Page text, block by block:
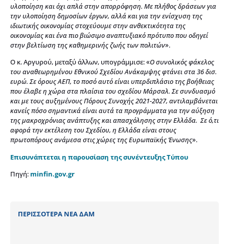
υλοποίηση και όχι απλά στην απορρόφηση. Με πλήθος δράσεων για
την υλοποίηση δημοσίων έργων, αλλά και για την ενίσχυση της
ιδιωτικής οικονομίας στοχεύουμε στην ανθεκτικότητα της
οικονομίας και ένα πιο βιώσιμο αναπτυξιακό πρότυπο που οδηγεί
στην βελτίωση της καθημερινής ζωής των πολιτών».
Ο κ. Αργυρού, μεταξύ άλλων, υπογράμμισε: «Ο συνολικός φάκελος
του αναθεωρημένου Εθνικού Σχεδίου Ανάκαμψης φτάνει στα 36 δισ.
ευρώ. Σε όρους ΑΕΠ, το ποσό αυτό είναι υπερδιπλάσιο της βοήθειας
που έλαβε η χώρα στα πλαίσια του σχεδίου Μάρσαλ. Σε συνδυασμό
και με τους αυξημένους Πόρους Συνοχής 2021-2027, αντιλαμβάνεται
κανείς πόσο σημαντικά είναι αυτά τα προγράμματα για την αύξηση
της μακροχρόνιας ανάπτυξης και απασχόλησης στην Ελλάδα. Σε ό,τι
αφορά την εκτέλεση του Σχεδίου, η Ελλάδα είναι στους
πρωτοπόρους ανάμεσα στις χώρες της Ευρωπαϊκής Ένωσης».
Επισυνάπτεται η παρουσίαση της συνέντευξης Τύπου
Πηγή: minfin.gov.gr
ΠΕΡΙΣΣΟΤΕΡΑ ΝΕΑ ΔΑΜ